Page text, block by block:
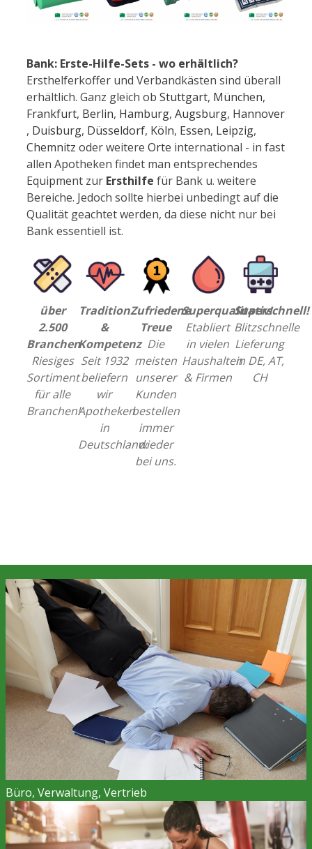
Bank: Erste-Hilfe-Sets - wo erhältlich?
Ersthelferkoffer und Verbandkästen sind überall
erhältlich. Ganz gleich ob Stuttgart, München,
Frankfurt, Berlin, Hamburg, Augsburg, Hannover
, Duisburg, Düsseldorf, Köln, Essen, Leipzig,
Chemnitz oder weitere Orte international - in fast
allen Apotheken findet man entsprechendes
Equipment zur Ersthilfe für Bank u. weitere
Bereiche. Jedoch sollte hierbei unbedingt auf die
Qualität geachtet werden, da diese nicht nur bei
Bank essentiell ist.
über
2.500
Branchen
Riesiges
Sortiment
für alle
Branchen!
Tradition
&
Kompetenz
Seit 1932
beliefern
wir
Apotheken
in
Deutschland.
Zufriedene
Treue
Die
meisten
unserer
Kunden
bestellen
immer
wieder
bei uns.
Superqualitativ!
Etabliert
in vielen
Haushalten
& Firmen
Superschnell!
Blitzschnelle
Lieferung
in DE, AT,
CH
Büro, Verwaltung, Vertrieb